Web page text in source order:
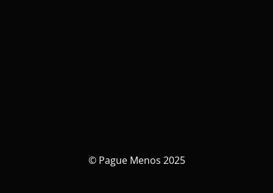
© Pague Menos 2025